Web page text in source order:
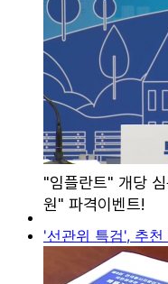
'선관위 특검', 추